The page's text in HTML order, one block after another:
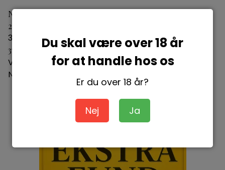
Du skal være over 18 år
for at handle hos os
Er du over 18 år?
Nej Ja
Nuits-Saint-Georges Vieilles Vignes Domaine de Bellene
2023
3760191280267
378,00 DKK
Vis produkt
Nyhed